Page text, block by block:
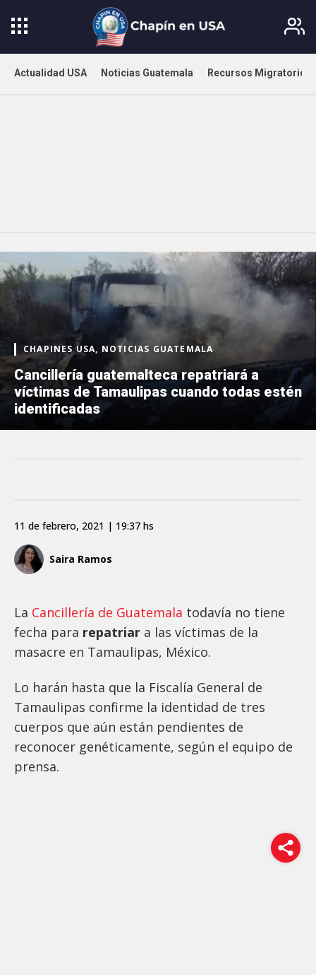
Actualidad USA Noticias Guatemala Recursos Migratorios
CHAPINES USA, NOTICIAS GUATEMALA
Cancillería guatemalteca repatriará a
víctimas de Tamaulipas cuando todas estén
identificadas
Saira Ramos
11 de febrero, 2021 | 19:37 hs
La Cancillería de Guatemala todavía no tiene
fecha para repatriar a las víctimas de la
masacre en Tamaulipas, México.
Lo harán hasta que la Fiscalía General de
Tamaulipas confirme la identidad de tres
cuerpos que aún están pendientes de
reconocer genéticamente, según el equipo de
prensa.